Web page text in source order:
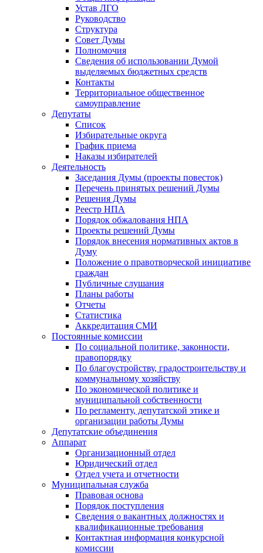
Устав ЛГО
Руководство
Структура
Совет Думы
Полномочия
Сведения об использовании Думой
выделяемых бюджетных средств
Контакты
Территориальное общественное
самоуправление
Депутаты
Список
Избирательные округа
График приема
Наказы избирателей
Деятельность
Заседания Думы (проекты повесток)
Перечень принятых решений Думы
Решения Думы
Реестр НПА
Порядок обжалования НПА
Проекты решений Думы
Порядок внесения нормативных актов в
Думу
Положение о правотворческой инициативе
граждан
Публичные слушания
Планы работы
Отчеты
Статистика
Аккредитация СМИ
Постоянные комиссии
По социальной политике, законности,
правопорядку
По благоустройству, градостроительству и
коммунальному хозяйству
По экономической политике и
муниципальной собственности
По регламенту, депутатской этике и
организации работы Думы
Депутатские объединения
Аппарат
Организационный отдел
Юридический отдел
Отдел учета и отчетности
Муниципальная служба
Правовая основа
Порядок поступления
Сведения о вакантных должностях и
квалификационные требования
Контактная информация конкурсной
комиссии